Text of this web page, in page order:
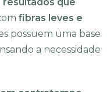
fibras leves e
possuem uma base
a necessidade